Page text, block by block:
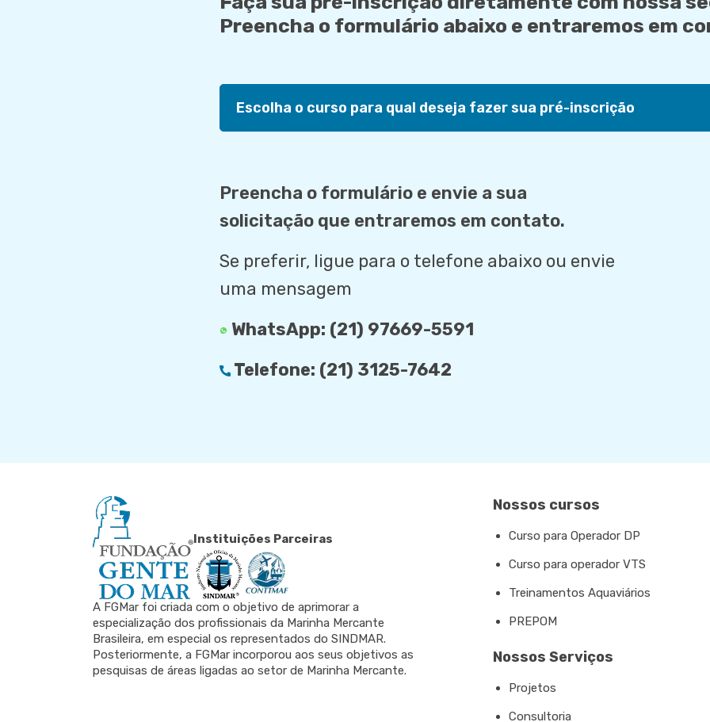
Preencha o formulário abaixo e entraremos em
Preencha o formulário e envie a sua
solicitação que entraremos em contato.
Se preferir, ligue para o telefone abaixo ou envie
uma mensagem
WhatsApp: (21) 97669-5591
Telefone: (21) 3125-7642
Instituições Parceiras
A FGMar foi criada com o objetivo de aprimorar a
especialização dos profissionais da Marinha Mercante
Brasileira, em especial os representados do SINDMAR.
Posteriormente, a FGMar incorporou aos seus objetivos as
pesquisas de áreas ligadas ao setor de Marinha Mercante.
Nossos cursos
Curso para Operador DP
Curso para operador VTS
Treinamentos Aquaviários
PREPOM
Nossos Serviços
Projetos
Consultoria